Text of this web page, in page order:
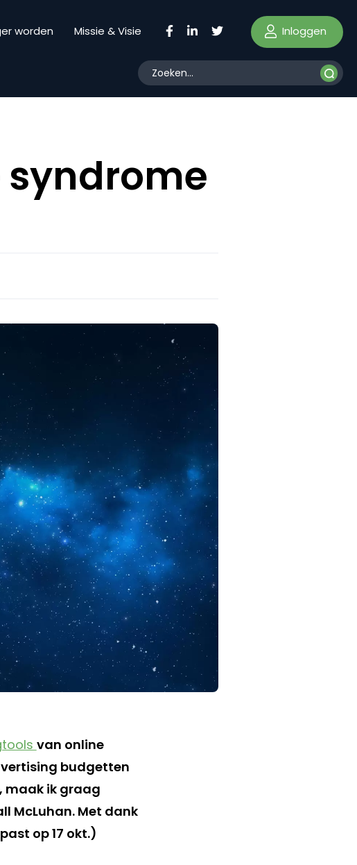
worden Missie & Visie Inloggen
syndrome
van online
budgetten
maak ik graag
McLuhan. Met dank
op 17 okt.)